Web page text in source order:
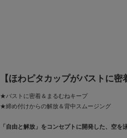
【ほわピタカップがバストに
★バストに密着＆まるむねキープ
★締め付けからの解放＆背中スムージング
「自由と解放」をコンセプトに開発した、空を